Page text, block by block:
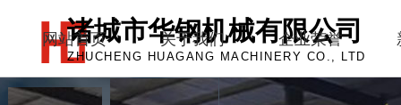
诸城市华钢机械有限公司
ZHUCHENG HUAGANG MACHINERY CO., LTD
网站首页 关于我们 企业荣誉